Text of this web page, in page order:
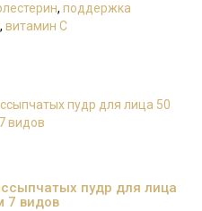
, поддержка
, витамин С
пудр для лица
7 видов